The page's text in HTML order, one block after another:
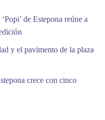
de Estepona reúne a
y el pavimento de la plaza
crece con cinco